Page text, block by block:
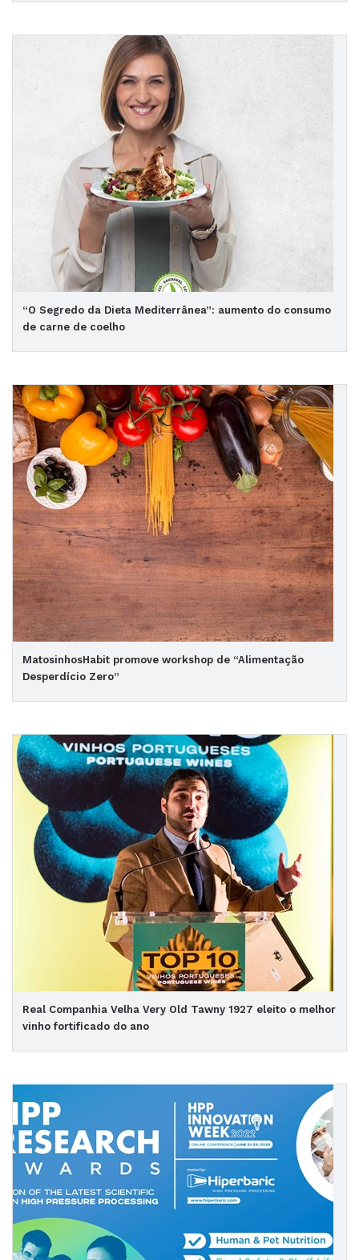
“O Segredo da Dieta Mediterrânea”: aumento do consumo
de carne de coelho
MatosinhosHabit promove workshop de “Alimentação
Desperdício Zero”
Real Companhia Velha Very Old Tawny 1927 eleito o melhor
vinho fortificado do ano